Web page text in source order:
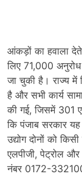
आंकड़ों का हवाला
लिए 71,000
जा चुकी है। राज्य में
है और सभी कार्य
की गई,जिसमें 301
कि पंजाब सरकार
उद्योग दोनों को
एलपीजी,पेट्रोल
नंबर 0172-